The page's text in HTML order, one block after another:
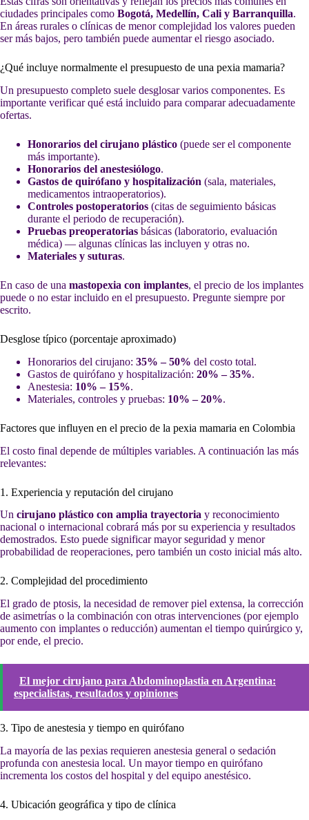
ciudades principales como Bogotá, Medellín, Cali y Barranquilla.
En áreas rurales o clínicas de menor complejidad los valores pueden
ser más bajos, pero también puede aumentar el riesgo asociado.
¿Qué incluye normalmente el presupuesto de una pexia mamaria?
Un presupuesto completo suele desglosar varios componentes. Es
importante verificar qué está incluido para comparar adecuadamente
ofertas.
Honorarios del cirujano plástico (puede ser el componente
más importante).
Honorarios del anestesiólogo.
Gastos de quirófano y hospitalización (sala, materiales,
medicamentos intraoperatorios).
Controles postoperatorios (citas de seguimiento básicas
durante el periodo de recuperación).
Pruebas preoperatorias básicas (laboratorio, evaluación
médica) — algunas clínicas las incluyen y otras no.
Materiales y suturas.
En caso de una mastopexia con implantes, el precio de los implantes
puede o no estar incluido en el presupuesto. Pregunte siempre por
escrito.
Desglose típico (porcentaje aproximado)
Honorarios del cirujano: 35% – 50% del costo total.
Gastos de quirófano y hospitalización: 20% – 35%.
Anestesia: 10% – 15%.
Materiales, controles y pruebas: 10% – 20%.
Factores que influyen en el precio de la pexia mamaria en Colombia
El costo final depende de múltiples variables. A continuación las más
relevantes:
1. Experiencia y reputación del cirujano
Un cirujano plástico con amplia trayectoria y reconocimiento
nacional o internacional cobrará más por su experiencia y resultados
demostrados. Esto puede significar mayor seguridad y menor
probabilidad de reoperaciones, pero también un costo inicial más alto.
2. Complejidad del procedimiento
El grado de ptosis, la necesidad de remover piel extensa, la corrección
de asimetrías o la combinación con otras intervenciones (por ejemplo
aumento con implantes o reducción) aumentan el tiempo quirúrgico y,
por ende, el precio.
El mejor cirujano para Abdominoplastia en Argentina:
especialistas, resultados y opiniones
3. Tipo de anestesia y tiempo en quirófano
La mayoría de las pexias requieren anestesia general o sedación
profunda con anestesia local. Un mayor tiempo en quirófano
incrementa los costos del hospital y del equipo anestésico.
4. Ubicación geográfica y tipo de clínica